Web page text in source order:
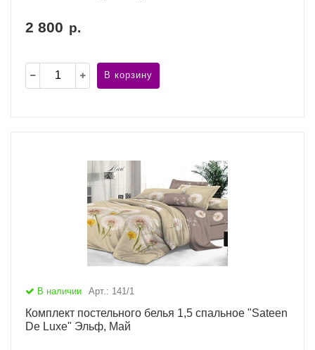
2 800 р.
В корзину
В наличии Арт.: 141/1
Комплект постельного белья 1,5 спальное "Sateen
De Luxe" Эльф, Май